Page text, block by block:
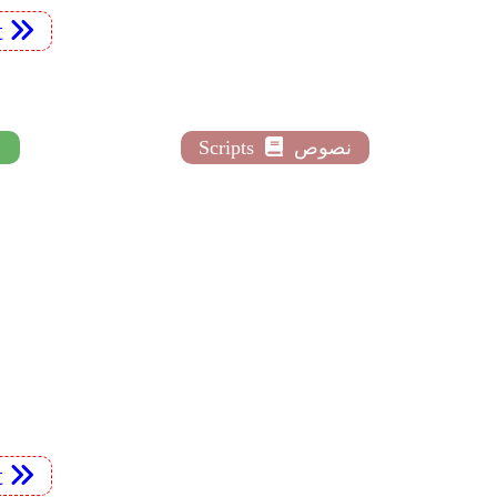
Scripts نصوص